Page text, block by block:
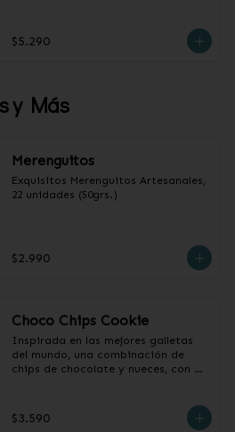
$5.290
y Más
Merenguitos
Exquisitos Merenguitos Artesanales,
22 unidades (50grs.)
$2.990
Choco Chips Cookie
Inspirada en las mejores galletas
del mundo, una combinación de
chips de chocolate y nueces, con
$3.590